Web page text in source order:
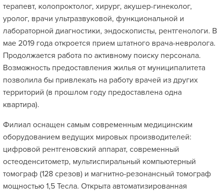
терапевт, колопроктолог, хирург, акушер-гинеколог,
уролог, врачи ультразвуковой, функциональной и
лабораторной диагностики, эндоскописты, рентгенологи. В
мае 2019 года откроется прием штатного врача-невролога.
Продолжается работа по активному поиску персонала.
Возможность предоставления жилья от муниципалитета
позволила бы привлекать на работу врачей из других
территорий (в прошлом году предоставлена одна
квартира).
Филиал оснащен самым современным медицинским
оборудованием ведущих мировых производителей:
цифровой рентгеновский аппарат, современный
остеоденситометр, мультиспиральный компьютерный
томограф (128 срезов) и магнитно-резонансный томограф
мощностью 1,5 Тесла. Открыта автоматизированная